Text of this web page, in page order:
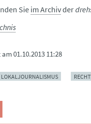
Sie im Archivder
am01.10.2013 11:28
LOKALJOURNALISMUS